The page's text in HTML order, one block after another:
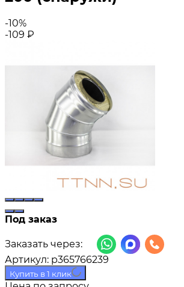
-10%
-109 ₽
Под заказ
Заказать через:
Артикул: p365766239
Купить в 1 клик